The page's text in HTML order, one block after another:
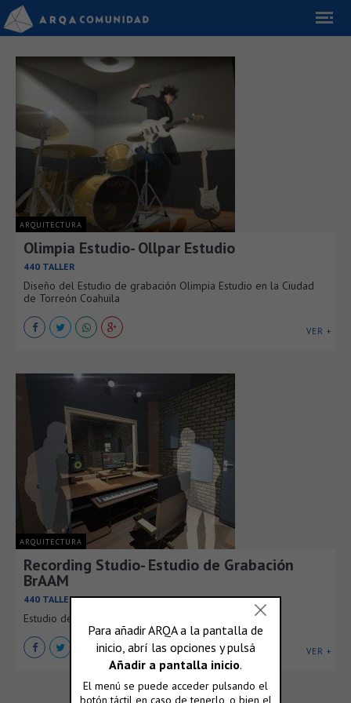
ARQUITECTURA
Olimpia Estudio- Ollpar Estudio
440 TALLER
Diseño del Estudio de grabación Olimpia Estudio en la Ciudad
de Torreón Coahuila
VER +
ARQUITECTURA
Recording Studio- Estudio de Grabación
BrAAM
440 TALLER
Estudio de Grabación BrAAM en Torreón Coahuila
VER +